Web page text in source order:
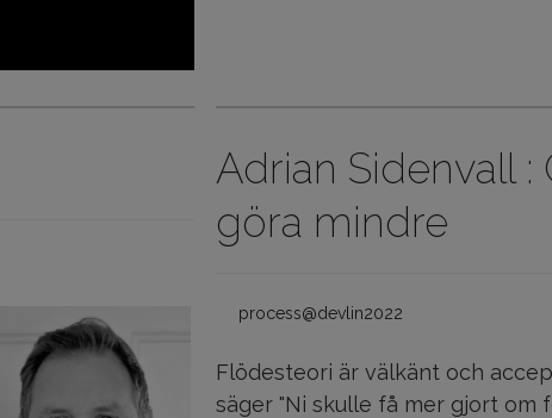
Adrian Sidenvall
göra mindre
process@devlin2022
Flödesteori är välkänt och
säger "Ni skulle få mer gjort om